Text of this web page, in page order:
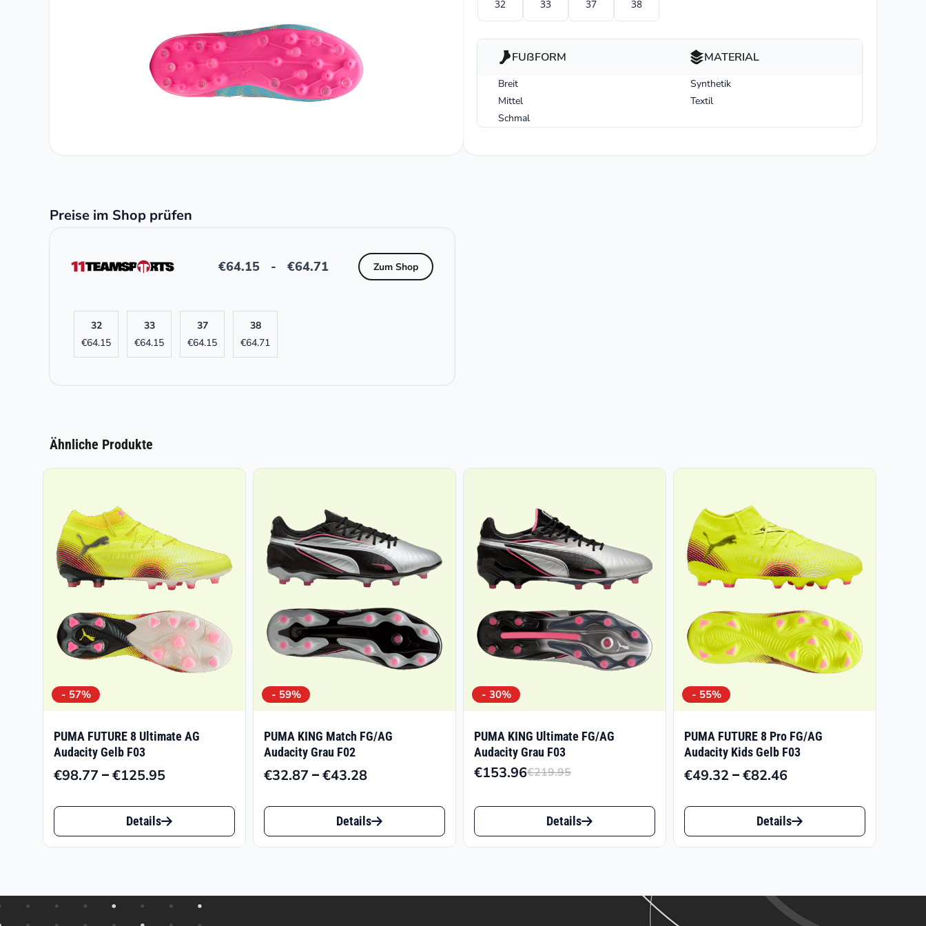
32 33 37 38
FUßFORM
Breit
Mittel
Schmal
MATERIAL
Synthetik
Textil
Preise im Shop prüfen
€64.15 - €64.71 Zum Shop
32
€64.15
33
€64.15
37
€64.15
38
€64.71
Ähnliche Produkte
- 57%
PUMA FUTURE 8 Ultimate AG
Audacity Gelb F03
€98.77 –€125.95Preisspanne:
bis
€125.95
Dieses
Produkt
Varianten
Details
- 59%
PUMA KING Match FG/AG
Audacity Grau F02
€32.87 –€43.28Preisspanne:
bis
€43.28
Dieses
Produkt
Details
- 30%
PUMA KING Ultimate FG/AG
Audacity Grau F03
€219.95
war:
€219.95
€153.96
ist:
€153.96.
Dieses
Produkt
Details
- 55%
PUMA FUTURE 8 Pro FG/AG
Audacity Kids Gelb F03
€49.32 –€82.46Preisspanne:
bis
€82.46
Dieses
Produkt
Details